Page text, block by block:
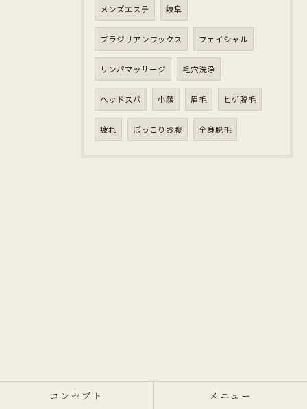
メンズエステ 岐阜
ブラジリアンワックス フェイシャル
リンパマッサージ 毛穴洗浄
ヘッドスパ 小顔 眉毛 ヒゲ脱毛
疲れ ぽっこりお腹 全身脱毛
コンセプト メニュー